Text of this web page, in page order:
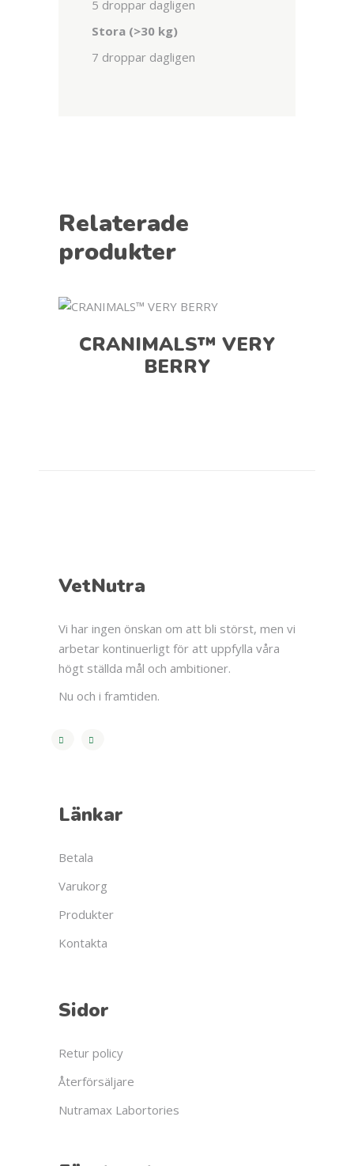
5 droppar dagligen
Stora (>30 kg)
7 droppar dagligen
Relaterade
produkter
CRANIMALS™ VERY
BERRY
VetNutra
Vi har ingen önskan om att bli störst, men vi
arbetar kontinuerligt för att uppfylla våra
högt ställda mål och ambitioner.
Nu och i framtiden.
Länkar
Betala
Varukorg
Produkter
Kontakta
Sidor
Retur policy
Återförsäljare
Nutramax Labortories